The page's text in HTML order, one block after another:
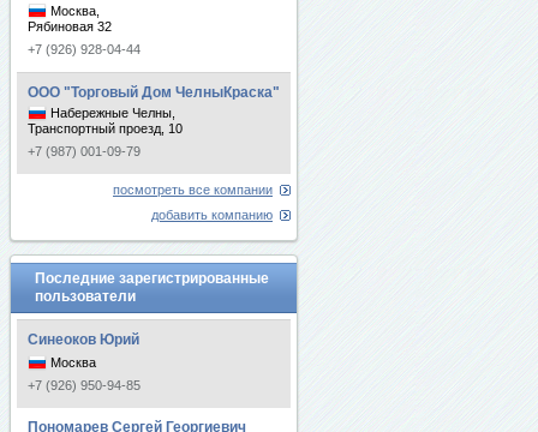
Москва,
Рябиновая 32
+7 (926) 928-04-44
ООО "Торговый Дом ЧелныКраска"
Набережные Челны,
Транспортный проезд, 10
+7 (987) 001-09-79
посмотреть все компании
добавить компанию
Последние зарегистрированные
пользователи
Синеоков Юрий
Москва
+7 (926) 950-94-85
Пономарев Сергей Георгиевич